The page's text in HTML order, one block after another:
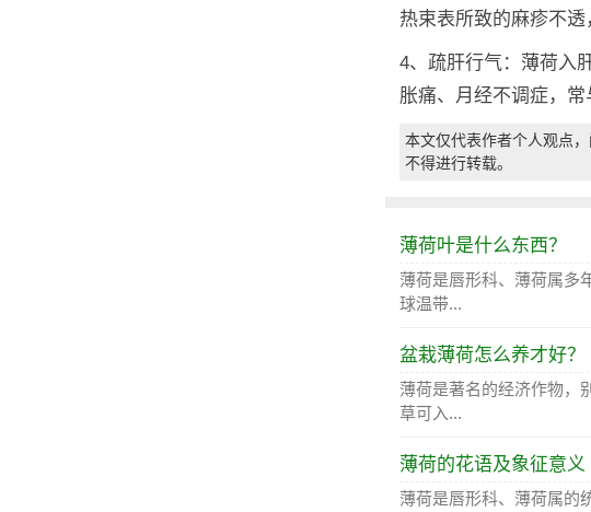
热束表所致的麻疹不透
4、疏肝行气：薄荷入
胀痛、月经不调症，常
本文仅代表作者个人观点
不得进行转载。
薄荷叶是什么东西？
薄荷是唇形科、薄荷属多
球温带...
盆栽薄荷怎么养才好？
薄荷是著名的经济作物，
草可入...
薄荷的花语及象征意义
薄荷是唇形科、薄荷属的